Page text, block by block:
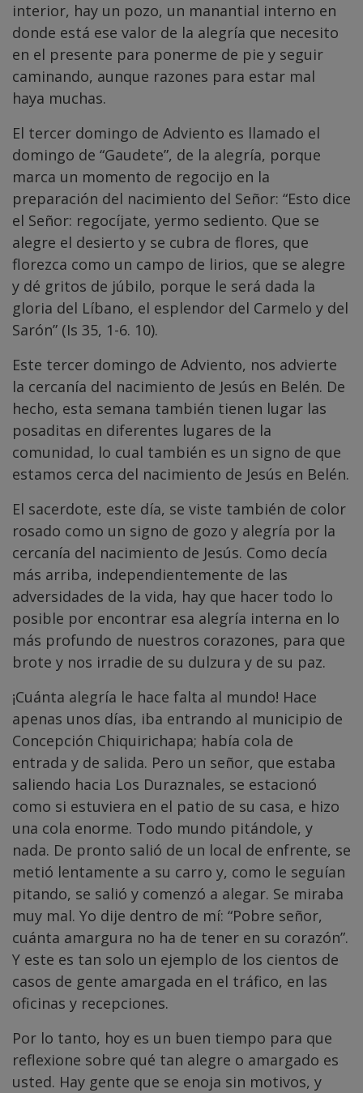
interior, hay un pozo, un manantial interno en
donde está ese valor de la alegría que necesito
en el presente para ponerme de pie y seguir
caminando, aunque razones para estar mal
haya muchas.
El tercer domingo de Adviento es llamado el
domingo de “Gaudete”, de la alegría, porque
marca un momento de regocijo en la
preparación del nacimiento del Señor: “Esto dice
el Señor: regocíjate, yermo sediento. Que se
alegre el desierto y se cubra de flores, que
florezca como un campo de lirios, que se alegre
y dé gritos de júbilo, porque le será dada la
gloria del Líbano, el esplendor del Carmelo y del
Sarón” (Is 35, 1-6. 10).
Este tercer domingo de Adviento, nos advierte
la cercanía del nacimiento de Jesús en Belén. De
hecho, esta semana también tienen lugar las
posaditas en diferentes lugares de la
comunidad, lo cual también es un signo de que
estamos cerca del nacimiento de Jesús en Belén.
El sacerdote, este día, se viste también de color
rosado como un signo de gozo y alegría por la
cercanía del nacimiento de Jesús. Como decía
más arriba, independientemente de las
adversidades de la vida, hay que hacer todo lo
posible por encontrar esa alegría interna en lo
más profundo de nuestros corazones, para que
brote y nos irradie de su dulzura y de su paz.
¡Cuánta alegría le hace falta al mundo! Hace
apenas unos días, iba entrando al municipio de
Concepción Chiquirichapa; había cola de
entrada y de salida. Pero un señor, que estaba
saliendo hacia Los Duraznales, se estacionó
como si estuviera en el patio de su casa, e hizo
una cola enorme. Todo mundo pitándole, y
nada. De pronto salió de un local de enfrente, se
metió lentamente a su carro y, como le seguían
pitando, se salió y comenzó a alegar. Se miraba
muy mal. Yo dije dentro de mí: “Pobre señor,
cuánta amargura no ha de tener en su corazón”.
Y este es tan solo un ejemplo de los cientos de
casos de gente amargada en el tráfico, en las
oficinas y recepciones.
Por lo tanto, hoy es un buen tiempo para que
reflexione sobre qué tan alegre o amargado es
usted. Hay gente que se enoja sin motivos, y